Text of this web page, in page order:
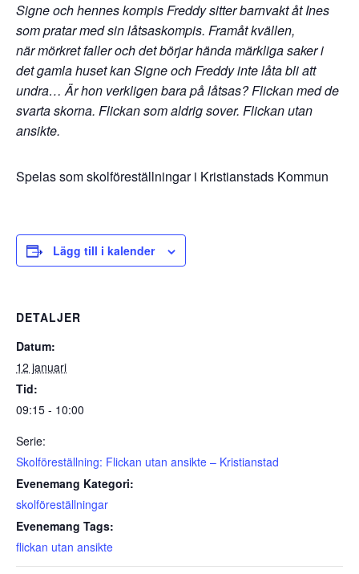
Signe och hennes kompis Freddy sitter barnvakt åt Ines
som pratar med sin låtsaskompis. Framåt kvällen,
närmörkret faller och det börjar hända märkliga saker i
det gamla huset kan Signe och Freddy inte låta bli att
undra…Är hon verkligen bara på låtsas? Flickan med de
svarta skorna. Flickan som aldrig sover. Flickan utan
ansikte.
Spelas som skolföreställningar i Kristianstads Kommun
Lägg till i kalender
DETALJER
Datum:
12 januari
Tid:
09:15 - 10:00
Serie:
Skolföreställning: Flickan utan ansikte – Kristianstad
Evenemang Kategori:
skolföreställningar
Evenemang Tags:
flickan utan ansikte